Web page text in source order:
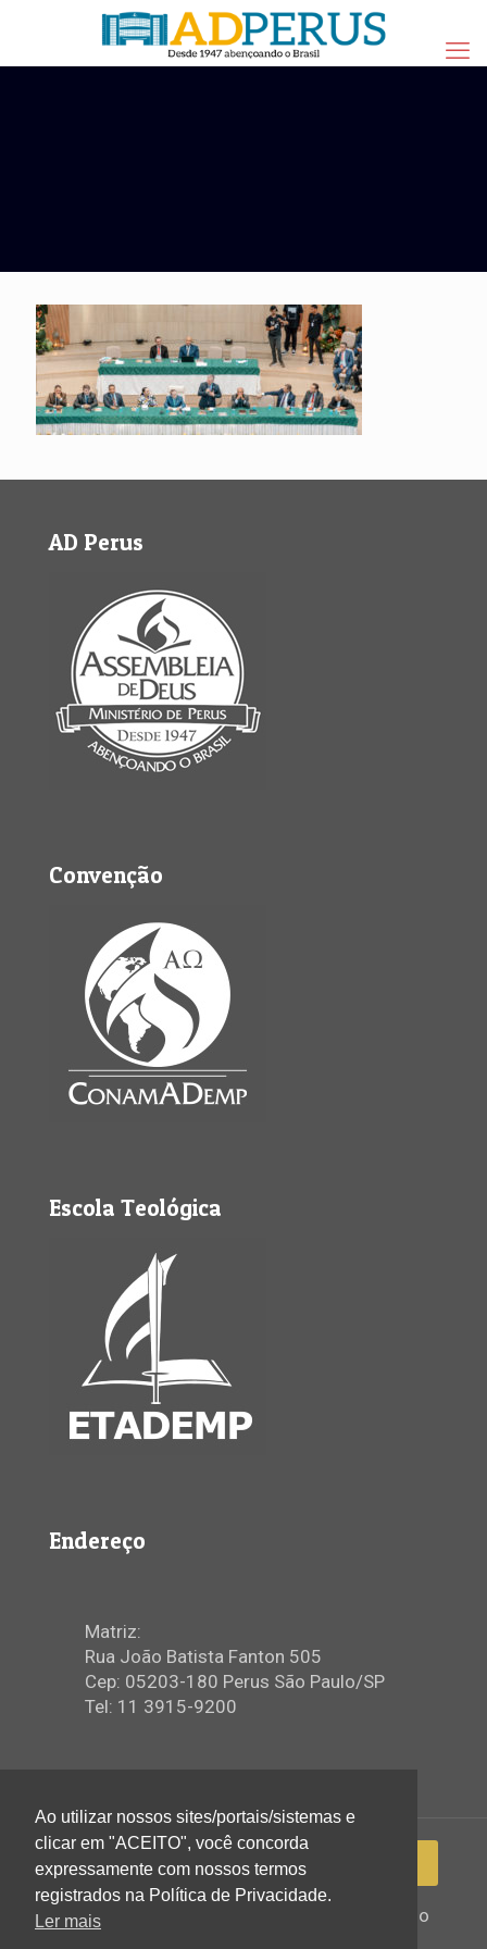
AD Perus
Convenção
Escola Teológica
Endereço
Matriz:
Rua João Batista Fanton 505
Cep: 05203-180 Perus São Paulo/SP
Tel: 11 3915-9200
2022 © Igreja Assembleia de Deus Ministério
Ao utilizar nossos sites/portais/sistemas e
clicar em "ACEITO", você concorda
expressamente com nossos termos
registrados na Política de Privacidade.
Ler mais